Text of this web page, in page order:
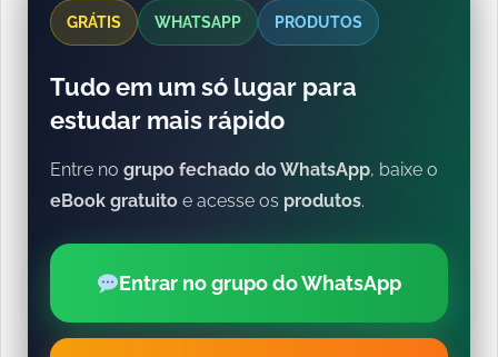
GRÁTIS WHATSAPP PRODUTOS
Tudo em um só lugar para
estudar mais rápido
Entre no grupo fechado do WhatsApp, baixe o
eBook gratuito e acesse os produtos.
Entrar no grupo do WhatsApp